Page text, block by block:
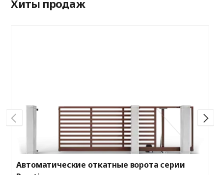
Хиты продаж
Автоматические откатные ворота серии